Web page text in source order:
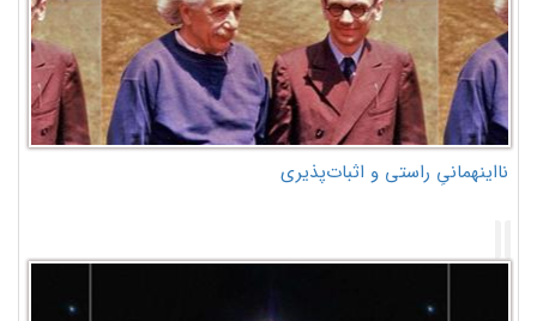
نااینهمانیِ راستی و اثبات‌پذیری